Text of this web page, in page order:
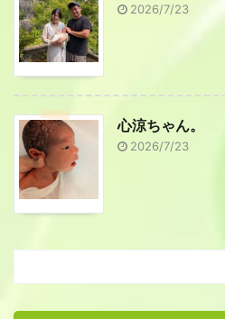
2026/7/23
心涼ちゃん。
2026/7/23